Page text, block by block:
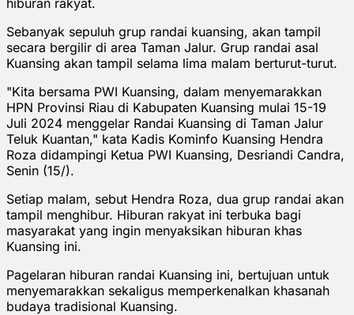
Sebanyak sepuluh grup randai kuansing, akan tampil
secara bergilir di area Taman Jalur. Grup randai asal
Kuansing akan tampil selama lima malam berturut-turut.
"Kita bersama PWI Kuansing, dalam menyemarakkan
HPN Provinsi Riau di Kabupaten Kuansing mulai 15-19
Juli 2024 menggelar Randai Kuansing di Taman Jalur
Teluk Kuantan," kata Kadis Kominfo Kuansing Hendra
Roza didampingi Ketua PWI Kuansing, Desriandi Candra,
Senin (15/).
Setiap malam, sebut Hendra Roza, dua grup randai akan
tampil menghibur. Hiburan rakyat ini terbuka bagi
masyarakat yang ingin menyaksikan hiburan khas
Kuansing ini.
Pagelaran hiburan randai Kuansing ini, bertujuan untuk
menyemarakkan sekaligus memperkenalkan khasanah
budaya tradisional Kuansing.